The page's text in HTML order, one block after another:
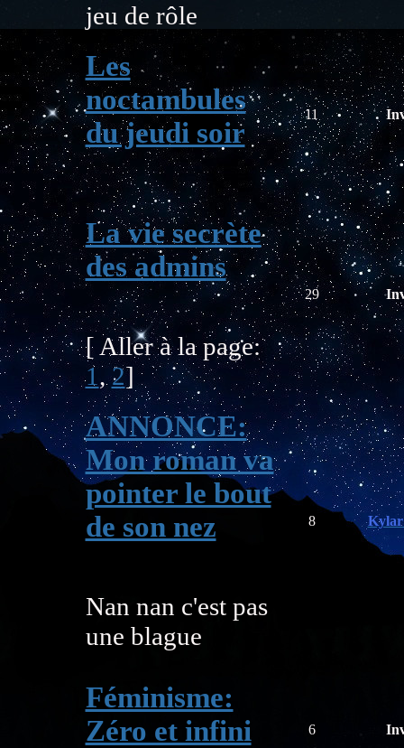
jeu de rôle
Les
noctambules
du jeudi soir
11
La vie secrète
des admins
[ Aller à la page:
1, 2]
29
ANNONCE:
Mon roman va
pointer le bout
de son nez
Nan nan c'est pas
une blague
8 Kylar
Féminisme:
Zéro et infini
6